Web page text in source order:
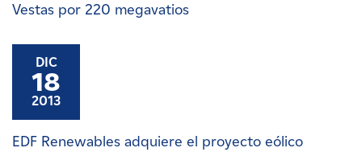
Vestas por 220 megavatios
DIC
18
2013
EDF Renewables adquiere el proyecto eólico